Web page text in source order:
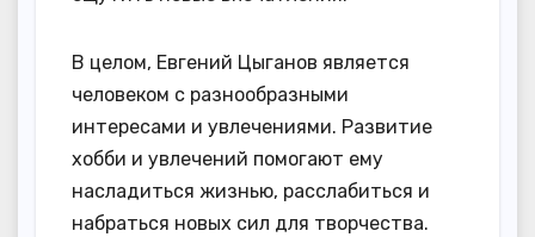
В целом, Евгений Цыганов является
человеком с разнообразными
интересами и увлечениями. Развитие
хобби и увлечений помогают ему
насладиться жизнью, расслабиться и
набраться новых сил для творчества.